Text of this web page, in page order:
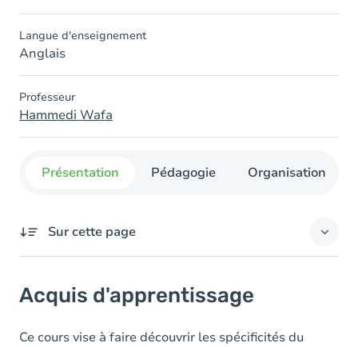
Langue d'enseignement
Anglais
Professeur
Hammedi Wafa
Présentation Pédagogie Organisation
Sur cette page
Contenu
Table des matières
Acquis d'apprentissage
Ce cours vise à faire découvrir les spécificités du